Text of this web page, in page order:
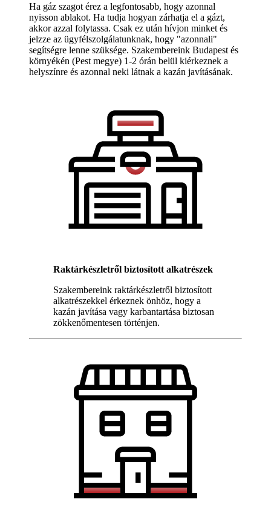
Ha gáz szagot érez a legfontosabb, hogy azonnal
nyisson ablakot. Ha tudja hogyan zárhatja el a gázt,
akkor azzal folytassa. Csak ez után hívjon minket és
jelzze az ügyfélszolgálatunknak, hogy "azonnali"
segítségre lenne szüksége. Szakembereink Budapest és
környékén (Pest megye) 1-2 órán belül kiérkeznek a
helyszínre és azonnal neki látnak a kazán javításának.
Raktárkészletről biztosított alkatrészek
Szakembereink raktárkészletről biztosított
alkatrészekkel érkeznek önhöz, hogy a
kazán javítása vagy karbantartása biztosan
zökkenőmentesen történjen.